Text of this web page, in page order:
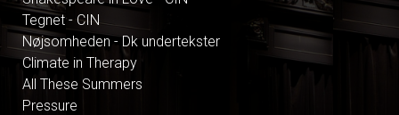
Tegnet - CIN
Nøjsomheden - Dk undertekster
Climate in Therapy
All These Summers
Pressure